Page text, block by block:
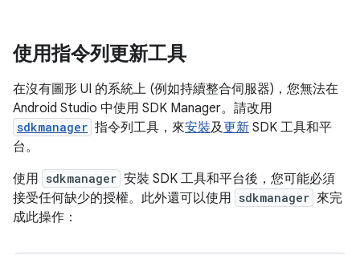
使用指令列更新工具
在沒有圖形 UI 的系統上 (例如持續整合伺服器)，您無法在
Android Studio 中使用 SDK Manager。請改用
sdkmanager 指令列工具，來安裝及更新 SDK 工具和平
台。
使用 sdkmanager 安裝 SDK 工具和平台後，您可能必須
接受任何缺少的授權。此外還可以使用 sdkmanager 來完
成此操作：